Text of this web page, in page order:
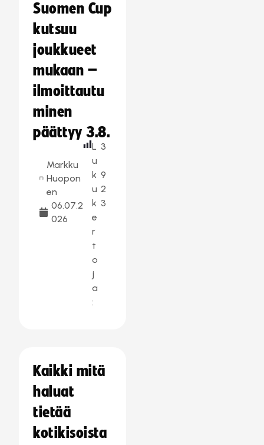
Suomen Cup
kutsuu
joukkueet
mukaan –
ilmoittautu
minen
päättyy 3.8.
Markku
Huopon
en
06.07.2
026
L
u
k
u
k
e
r
t
o
j
a
:
3
9
2
3
Kaikki mitä
haluat
tietää
kotikisoista